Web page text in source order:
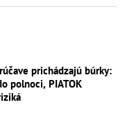
prichádzajú búrky:
polnoci, PIATOK